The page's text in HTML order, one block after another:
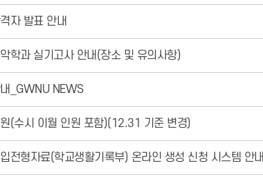
자 발표 안내
학과 실기고사 안내(장소 및 유의사항)
_GWNU NEWS
(수시 이월 인원 포함)(12.31 기준 변경)
전형자료(학교생활기록부) 온라인 생성 신청 시스템 안내